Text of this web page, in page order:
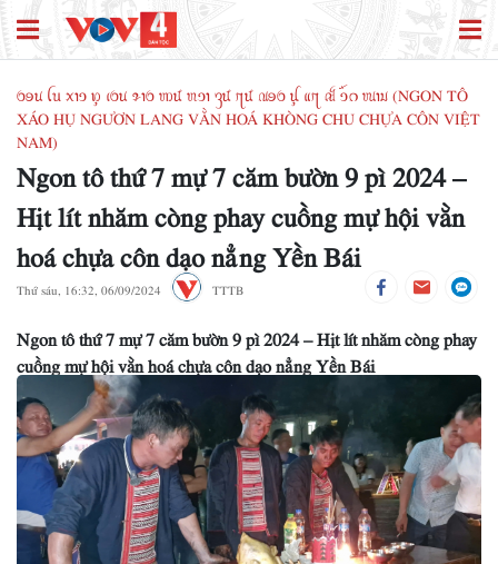
ꪉꪮꪙ ꪶꪕ ꪎꪱꪫ ꪭꪴ ꪹꪉꪙ ꪩꪱꪉ ꪪꪽ ꪬꪫꪱ ꪅꪽ ꪋꪽ ꪄꪮꪉ ꪊꪴ ꪵꪋ ꫛ ꪫꪸꪒ ꪘꪱꪣ (NGON TÔ
XÁO HỤ NGƯƠN LANG VẰN HOÁ KHÒNG CHU CHỰA CÔN VIỆT
NAM)
Ngon tô thứ 7 mự 7 căm bườn 9 pì 2024 –
Hịt lít nhăm còng phay cuồng mự hội vằn
hoá chựa côn dạo nẳng Yền Bái
Thứ sáu, 16:32, 06/09/2024 TTTB
Ngon tô thứ 7 mự 7 căm bườn 9 pì 2024 – Hịt lít nhăm còng phay
cuồng mự hội vằn hoá chựa côn dạo nẳng Yền Bái